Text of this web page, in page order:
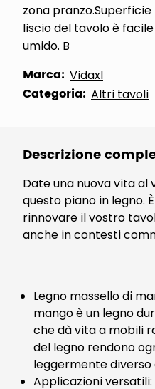
zona
liscio del tavolo è
umido. B
Marca: Vidaxl
Categoria: Altri tavoli
Descrizione
Date una nuova vita al
questo piano in legno.
rinnovare il vostro
anche in contesti
Legno massello di
mango è un legno
che dà vita a mobili
del legno rendono
leggermente diverso
Applicazioni